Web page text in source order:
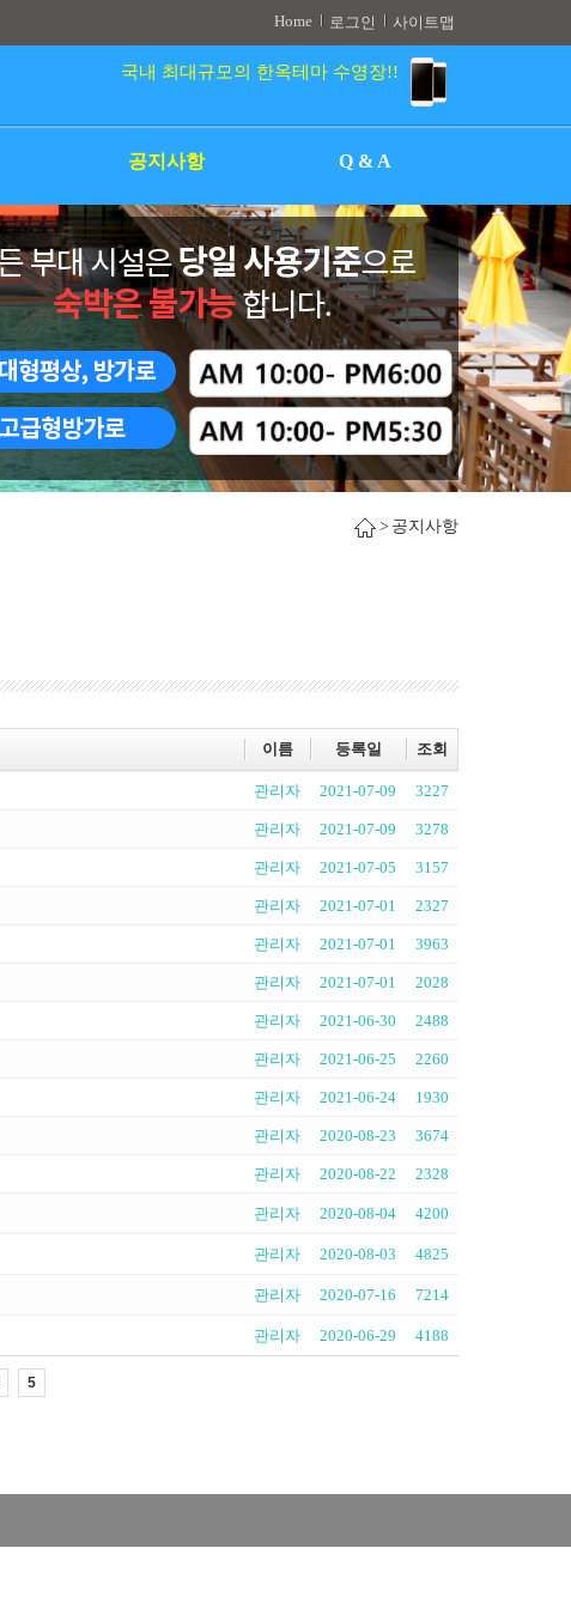
Home 로그인 사이트맵
국내 최대규모의 한옥테마 수영장!!
공지사항 Q & A
> 공지사항
이름 등록일 조회
관리자 2021-07-09 3227
관리자 2021-07-09 3278
관리자 2021-07-05 3157
관리자 2021-07-01 2327
관리자 2021-07-01 3963
관리자 2021-07-01 2028
관리자 2021-06-30 2488
관리자 2021-06-25 2260
관리자 2021-06-24 1930
관리자 2020-08-23 3674
관리자 2020-08-22 2328
관리자 2020-08-04 4200
관리자 2020-08-03 4825
관리자 2020-07-16 7214
관리자 2020-06-29 4188
5